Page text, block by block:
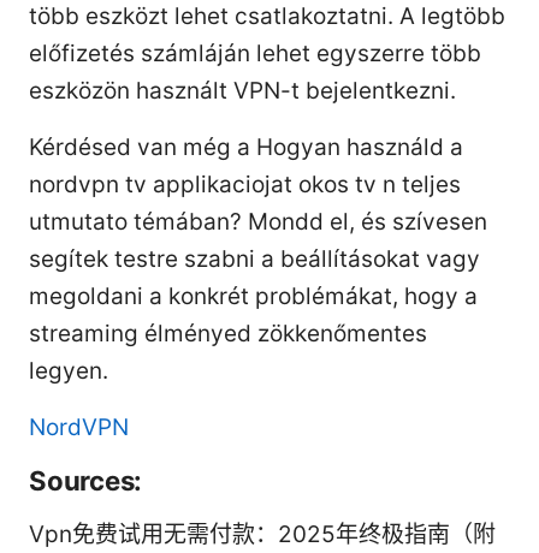
több eszközt lehet csatlakoztatni. A legtöbb
előfizetés számláján lehet egyszerre több
eszközön használt VPN-t bejelentkezni.
Kérdésed van még a Hogyan használd a
nordvpn tv applikaciojat okos tv n teljes
utmutato témában? Mondd el, és szívesen
segítek testre szabni a beállításokat vagy
megoldani a konkrét problémákat, hogy a
streaming élményed zökkenőmentes
legyen.
NordVPN
Sources:
Vpn免费试用无需付款：2025年终极指南（附